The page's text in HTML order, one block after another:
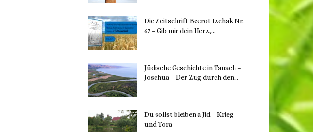
Die Zeitschrift Beerot Izchak Nr.
67 – Gib mir dein Herz,...
Jüdische Geschichte in Tanach –
Joschua – Der Zug durch den...
Du sollst bleiben a Jid – Krieg
und Tora